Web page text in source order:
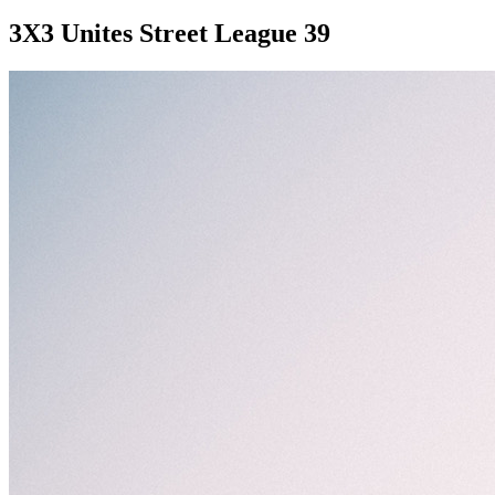
3X3 Unites Street League 39